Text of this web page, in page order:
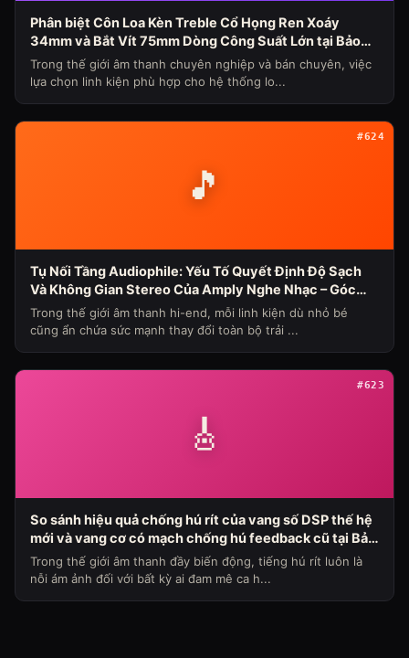
Phân biệt Côn Loa Kèn Treble Cổ Họng Ren Xoáy
34mm và Bắt Vít 75mm Dòng Công Suất Lớn tại Bảo
Hùng Audio (Chủ đề loa máy ngày 339)
Trong thế giới âm thanh chuyên nghiệp và bán chuyên, việc
lựa chọn linh kiện phù hợp cho hệ thống lo...
🎵
#624
Tụ Nối Tầng Audiophile: Yếu Tố Quyết Định Độ Sạch
Và Không Gian Stereo Của Amply Nghe Nhạc – Góc
Nhìn Chuyên Gia Từ Bảo Hùng Audio
Trong thế giới âm thanh hi-end, mỗi linh kiện dù nhỏ bé
cũng ẩn chứa sức mạnh thay đổi toàn bộ trải ...
🎸
#623
So sánh hiệu quả chống hú rít của vang số DSP thế hệ
mới và vang cơ có mạch chống hú feedback cũ tại Bảo
Hùng Audio (Chủ đề loa máy ngày 336)
Trong thế giới âm thanh đầy biến động, tiếng hú rít luôn là
nỗi ám ảnh đối với bất kỳ ai đam mê ca h...